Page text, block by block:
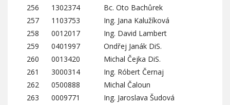
256
1302374
Bc. Oto Bachůrek
257
1103753
Ing. Jana Kalužíková
258
0012017
Ing. David Lambert
259
0401997
Ondřej Janák DiS.
260
0013420
Michal Čejka DiS.
261
3000314
Ing. Róbert Černaj
262
0500888
Michal Čaloun
263
0009771
Ing. Jaroslava Šudová